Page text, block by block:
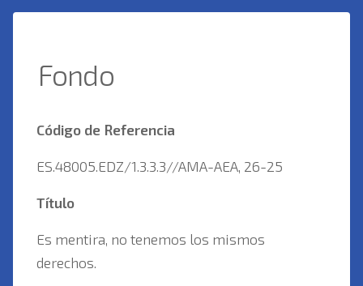
Fondo
Código de Referencia
ES.48005.EDZ/1.3.3.3//AMA-AEA, 26-25
Título
Es mentira, no tenemos los mismos
derechos.